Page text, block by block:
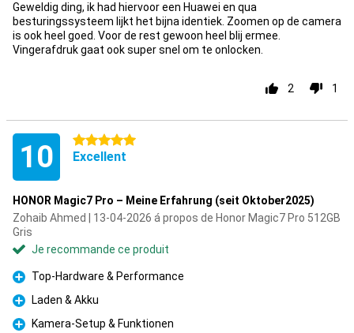
Geweldig ding, ik had hiervoor een Huawei en qua
besturingssysteem lijkt het bijna identiek. Zoomen op de camera
is ook heel goed. Voor de rest gewoon heel blij ermee.
Vingerafdruk gaat ook super snel om te onlocken.
2 1
10 5 étoiles
Excellent
HONOR Magic7 Pro – Meine Erfahrung (seit Oktober2025)
Zohaib Ahmed | 13-04-2026 á propos de Honor Magic7 Pro 512GB
Gris
Je recommande ce produit
Pour
Top-Hardware & Performance
Pour
Laden & Akku
Kamera-Setup & Funktionen